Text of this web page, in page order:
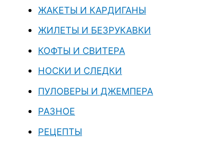
ЖАКЕТЫ И КАРДИГАНЫ
ЖИЛЕТЫ И БЕЗРУКАВКИ
КОФТЫ И СВИТЕРА
НОСКИ И СЛЕДКИ
ПУЛОВЕРЫ И ДЖЕМПЕРА
РАЗНОЕ
РЕЦЕПТЫ